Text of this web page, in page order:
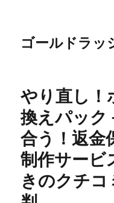
ゴールドラッ
やり直し！
換えパック
合う！返金
制作サービ
きのクチ